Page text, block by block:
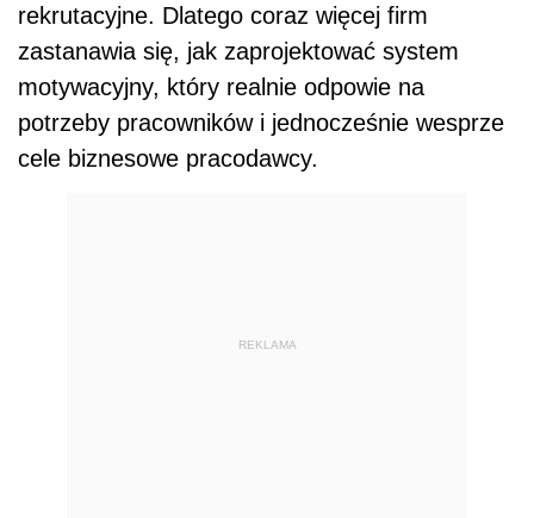
rekrutacyjne. Dlatego coraz więcej firm
zastanawia się, jak zaprojektować system
motywacyjny, który realnie odpowie na
potrzeby pracowników i jednocześnie wesprze
cele biznesowe pracodawcy.
REKLAMA